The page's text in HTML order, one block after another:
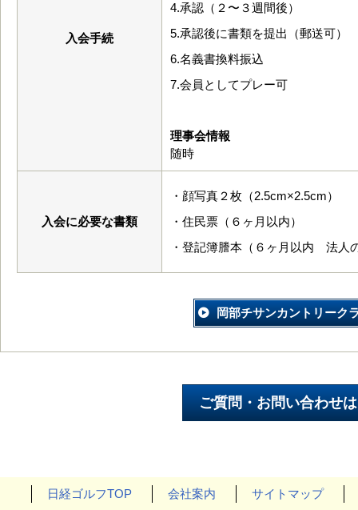
入会手続
4.承認（２〜３週間後）
5.承認後に書類を提出（郵送可）
6.名義書換料振込
7.会員としてプレー可
理事会情報
随時
入会に必要な書類
・顔写真２枚（2.5cm×2.5cm）
・住民票（６ヶ月以内）
・登記簿謄本（６ヶ月以内 法人
岡部チサンカントリーク
日経ゴルフTOP 会社案内 サイトマップ